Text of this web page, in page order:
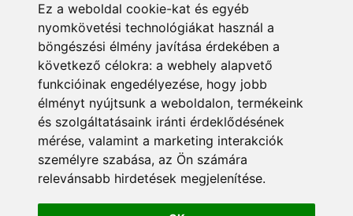
Ez a weboldal cookie-kat és egyéb
nyomkövetési technológiákat használ a
böngészési élmény javítása érdekében a
következő célokra: a webhely alapvető
funkcióinak engedélyezése, hogy jobb
élményt nyújtsunk a weboldalon, termékeink
és szolgáltatásaink iránti érdeklődésének
mérése, valamint a marketing interakciók
személyre szabása, az Ön számára
relevánsabb hirdetések megjelenítése.